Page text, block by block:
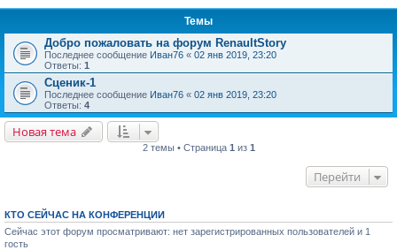
Темы
Добро пожаловать на форум RenaultStory
Последнее сообщение Иван76 « 02 янв 2019, 23:20
Ответы: 1
Сценик-1
Последнее сообщение Иван76 « 02 янв 2019, 23:20
Ответы: 4
Новая тема
2 темы • Страница 1 из 1
Перейти
КТО СЕЙЧАС НА КОНФЕРЕНЦИИ
Сейчас этот форум просматривают: нет зарегистрированных пользователей и 1
гость